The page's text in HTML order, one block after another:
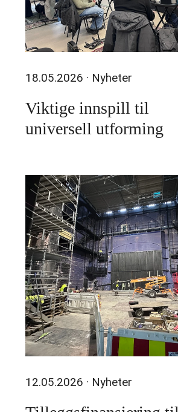
18.05.2026 · Nyheter
Viktige innspill til
universell utforming
12.05.2026 · Nyheter